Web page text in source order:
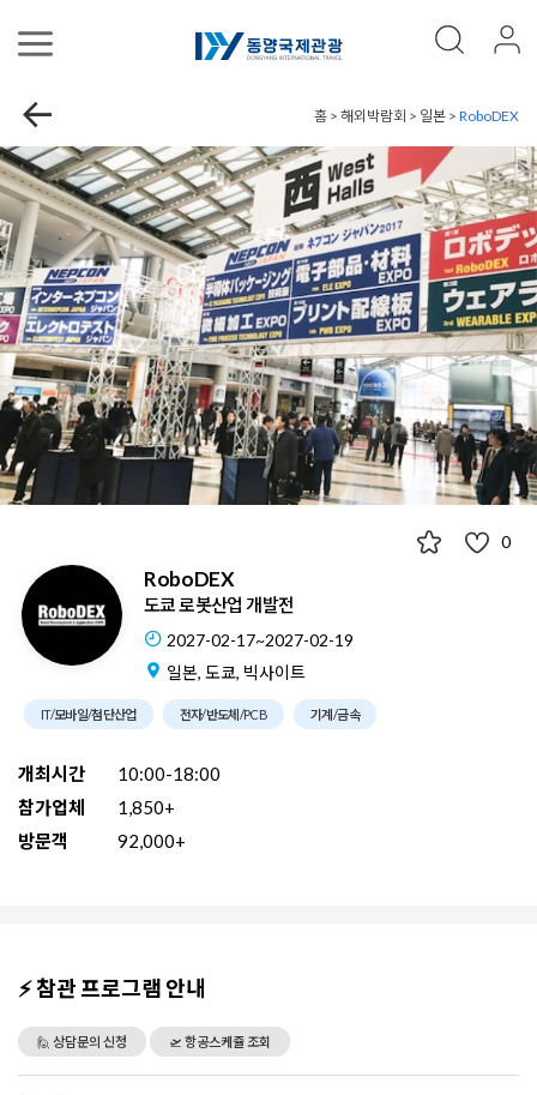
홈 > 해외박람회 > 일본 > RoboDEX
0
RoboDEX
도쿄 로봇산업 개발전
2027-02-17~2027-02-19
일본, 도쿄, 빅사이트
IT/모바일/첨단산업 전자/반도체/PCB 기계/금속
개최시간
10:00-18:00
참가업체
1,850+
방문객
92,000+
⚡ 참관 프로그램 안내
🙋 상담문의 신청 🛫 항공스케쥴 조회